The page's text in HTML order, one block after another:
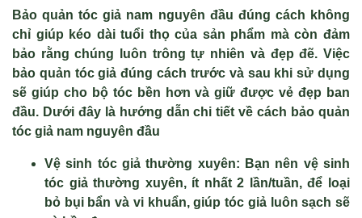
Bảo quản tóc giả nam nguyên đầu đúng cách không
chỉ giúp kéo dài tuổi thọ của sản phẩm mà còn đảm
bảo rằng chúng luôn trông tự nhiên và đẹp đẽ. Việc
bảo quản tóc giả đúng cách trước và sau khi sử dụng
sẽ giúp cho bộ tóc bền hơn và giữ được vẻ đẹp ban
đầu. Dưới đây là hướng dẫn chi tiết về cách bảo quản
tóc giả nam nguyên đầu
Vệ sinh tóc giả thường xuyên: Bạn nên vệ sinh
tóc giả thường xuyên, ít nhất 2 lần/tuần, để loại
bỏ bụi bẩn và vi khuẩn, giúp tóc giả luôn sạch sẽ